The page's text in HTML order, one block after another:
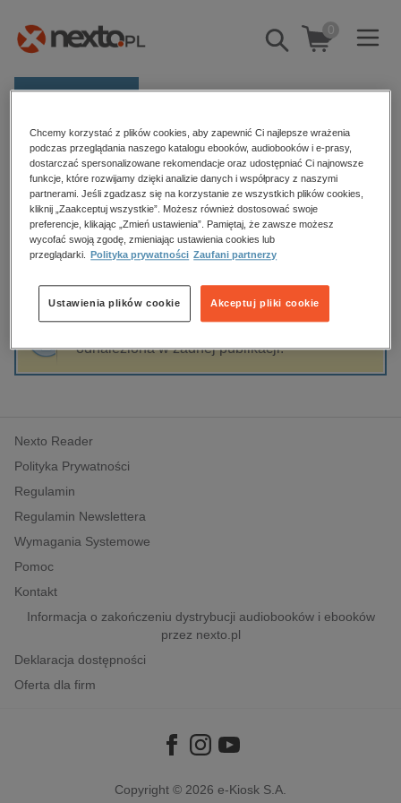
Pokaż/schowaj
wyszukiwarkę
0
E-prasa
Kategorie
Zobacz wszystkie E-prasa
budownictwo, aranżacja wnętrz
biznesowe, branżowe, gospodarka
edukacja
hobby, sport, rozrywka
komputery, internet, technologie, informatyka
polityka, społeczno-informacyjne
psychologiczne
inne
popularno-naukowe
historia
Strona główna Dale Lehman
Dale Lehman
Sortowanie Filtrowanie
odnaleziona w żadnej publikacji.
Nexto Reader
Polityka Prywatności
Regulamin
Regulamin Newslettera
Wymagania Systemowe
Pomoc
Kontakt
Informacja o zakończeniu dystrybucji audiobooków i ebooków
przez nexto.pl
Deklaracja dostępności
Oferta dla firm
Copyright © 2026 e-Kiosk S.A.
Chcemy korzystać z plików cookies, aby zapewnić Ci najlepsze wrażenia
podczas przeglądania naszego katalogu ebooków, audiobooków i e-prasy,
dostarczać spersonalizowane rekomendacje oraz udostępniać Ci najnowsze
funkcje, które rozwijamy dzięki analizie danych i współpracy z naszymi
partnerami. Jeśli zgadzasz się na korzystanie ze wszystkich plików cookies,
kliknij „Zaakceptuj wszystkie”. Możesz również dostosować swoje
preferencje, klikając „Zmień ustawienia”. Pamiętaj, że zawsze możesz
wycofać swoją zgodę, zmieniając ustawienia cookies lub
przeglądarki.
Polityka prywatności Zaufani partnerzy
Akceptuj pliki cookie
Ustawienia plików cookie